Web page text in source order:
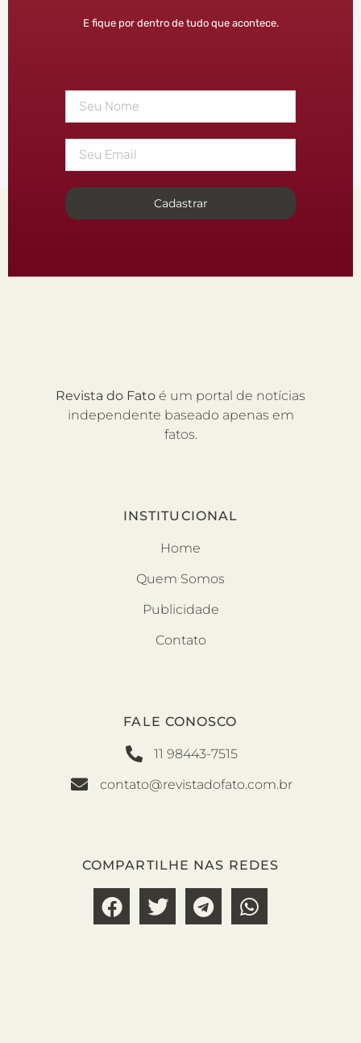
E fique por dentro de tudo que acontece.
Cadastrar
Revista do Fato é um portal de notícias
independente baseado apenas em
fatos.
INSTITUCIONAL
Home
Quem Somos
Publicidade
Contato
FALE CONOSCO
11 98443-7515
contato@revistadofato.com.br
COMPARTILHE NAS REDES